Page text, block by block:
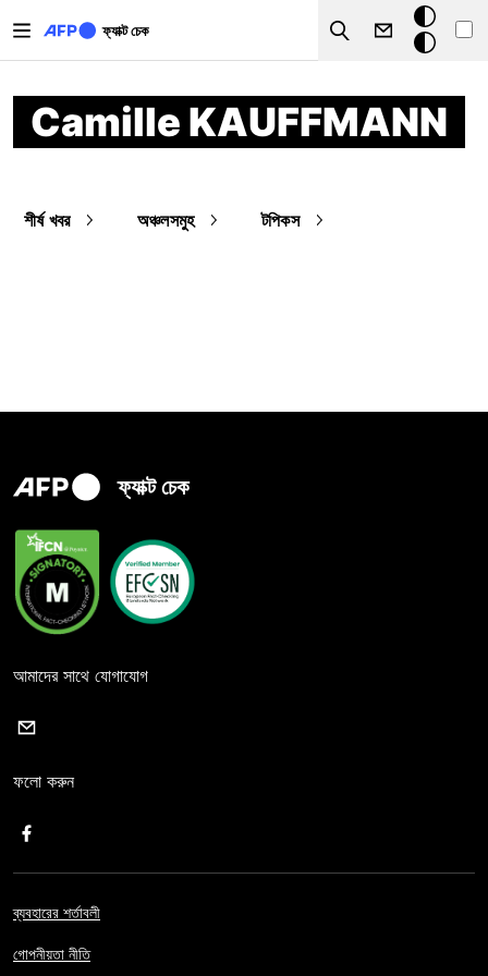
ফ্যাক্ট চেক
Search
ডার্ক
মোড
Camille KAUFFMANN
শীর্ষ খবর অঞ্চলসমুহ টপিকস
ফ্যাক্ট চেক
আমাদের সাথে যোগাযোগ
ফলো করুন
ব্যবহারের শর্তাবলী
গোপনীয়তা নীতি